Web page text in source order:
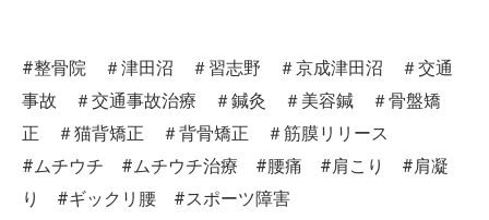
#整骨院 ＃津田沼 ＃習志野 ＃京成津田沼 ＃交通
事故 ＃交通事故治療 ＃鍼灸 ＃美容鍼 ＃骨盤矯
正 ＃猫背矯正 ＃背骨矯正 ＃筋膜リリース
#ムチウチ #ムチウチ治療 #腰痛 #肩こり #肩凝
り #ギックリ腰 #スポーツ障害